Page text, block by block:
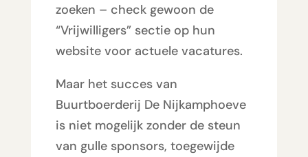
zoeken – check gewoon de
“Vrijwilligers” sectie op hun
website voor actuele vacatures.
Maar het succes van
Buurtboerderij De Nijkamphoeve
is niet mogelijk zonder de steun
van gulle sponsors, toegewijde